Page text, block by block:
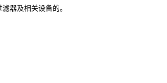
器及相关设备的。